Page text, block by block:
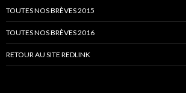
TOUTES NOS BRÈVES 2015
TOUTES NOS BRÈVES 2016
RETOUR AU SITE REDLINK